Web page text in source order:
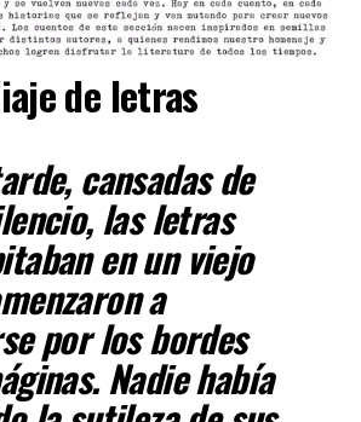
de letras
cansadas de
las letras
en un viejo
a
por los bordes
Nadie había